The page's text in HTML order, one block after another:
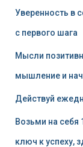
Уверенность в
с первого шага
Мысли
мышление и
Действуй
Возьми на себя
ключ к успеху,